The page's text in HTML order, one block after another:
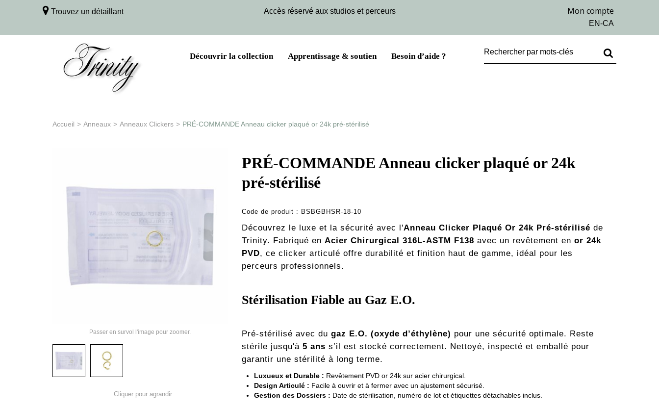
Trouvez un détaillant Accès réservé aux studios et perceurs
Découvrir la collection Apprentissage & soutien Besoin d’aide ?
Accueil > Anneaux > Anneaux Clickers > PRÉ-COMMANDE Anneau clicker plaqué or 24k pré-stérilisé
Passer en survol l'image pour zoomer.
Cliquer pour agrandir
PRÉ-COMMANDE Anneau clicker plaqué or 24k
pré-stérilisé
Code de produit : BSBGBHSR-18-10
Découvrez le luxe et la sécurité avec l'Anneau Clicker Plaqué Or 24k Pré-stérilisé de
Trinity. Fabriqué enAcier Chirurgical 316L-ASTM F138 avec un revêtement enor 24k
PVD, ce clicker articulé offre durabilité et finition haut de gamme, idéal pour les
perceurs professionnels.
Stérilisation Fiable au Gaz E.O.
Pré-stérilisé avec dugaz E.O. (oxyde d’éthylène) pour une sécurité optimale. Reste
stérile jusqu'à5 ans s’il est stocké correctement. Nettoyé, inspecté et emballé pour
garantir une stérilité à long terme.
Luxueux et Durable : Revêtement PVD or 24k sur acier chirurgical.
Design Articulé : Facile à ouvrir et à fermer avec un ajustement sécurisé.
Gestion des Dossiers : Date de stérilisation, numéro de lot et étiquettes détachables inclus.